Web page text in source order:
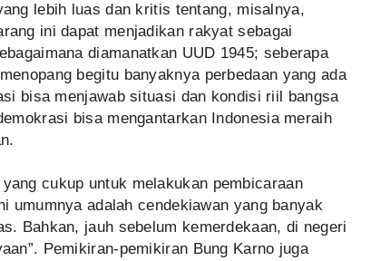
lebih luas dan kritis tentang, misalnya,
ini dapat menjadikan rakyat sebagai
diamanatkan UUD 1945; seberapa
begitu banyaknya perbedaan yang ada
bisa menjawab situasi dan kondisi riil bangsa
bisa mengantarkan Indonesia meraih
cukup untuk melakukan pembicaraan
umumnya adalah cendekiawan yang banyak
Bahkan, jauh sebelum kemerdekaan, di negeri
Pemikiran-pemikiran Bung Karno juga